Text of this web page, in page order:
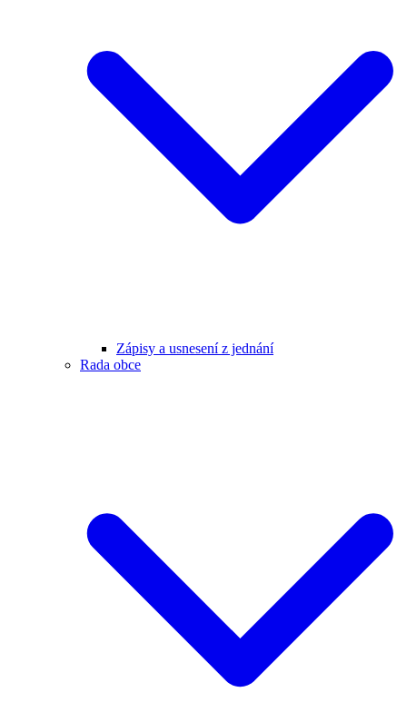
Zápisy a usnesení z jednání
Rada obce